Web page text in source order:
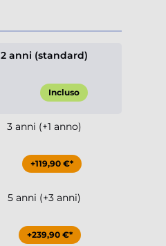
2 anni (standard)
Incluso
3 anni (+1 anno)
+119,90 €*
5 anni (+3 anni)
+239,90 €*